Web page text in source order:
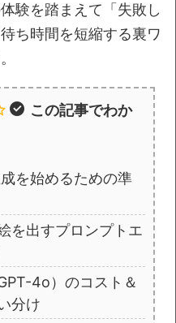
験を踏まえて「失敗し
ち時間を短縮する裏ワ
この記事でわか
を始めるための準
を出すプロンプトエ
4o）のコスト＆
分け